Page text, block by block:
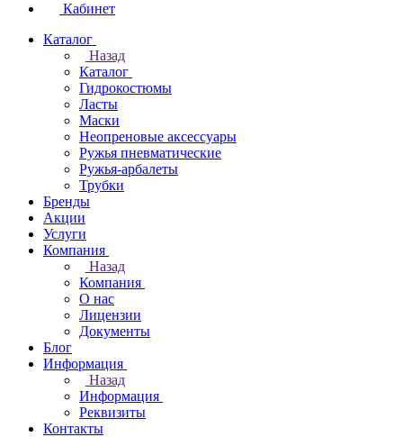
Кабинет
Каталог
Назад
Каталог
Гидрокостюмы
Ласты
Маски
Неопреновые аксессуары
Ружья пневматические
Ружья-арбалеты
Трубки
Бренды
Акции
Услуги
Компания
Назад
Компания
О нас
Лицензии
Документы
Блог
Информация
Назад
Информация
Реквизиты
Контакты